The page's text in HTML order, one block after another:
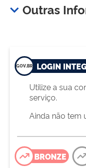
Outras
LOGIN
Utilize a sua
serviço.
Ainda não tem
BRONZE